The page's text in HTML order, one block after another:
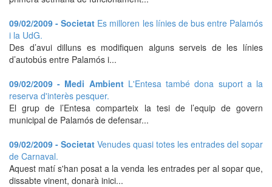
09/02/2009 - Societat Es milloren les línies de bus entre Palamós
i la UdG.
Des d’avui dilluns es modifiquen alguns serveis de les línies
d’autobús entre Palamós i...
09/02/2009 - Medi Ambient L'Entesa també dona suport a la
reserva d'interès pesquer.
El grup de l’Entesa comparteix la tesi de l’equip de govern
municipal de Palamós de defensar...
09/02/2009 - Societat Venudes quasi totes les entrades del sopar
de Carnaval.
Aquest matí s'han posat a la venda les entrades per al sopar que,
dissabte vinent, donarà inici...